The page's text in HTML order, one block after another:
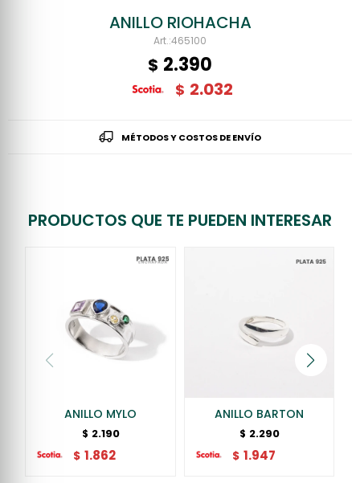
ANILLO RIOHACHA
465100
$ 2.390
$ 2.032
MÉTODOS Y COSTOS DE ENVÍO
PRODUCTOS QUE TE PUEDEN INTERESAR
ANILLO MYLO
$ 2.190
$ 1.862
ANILLO BARTON
$ 2.290
$ 1.947